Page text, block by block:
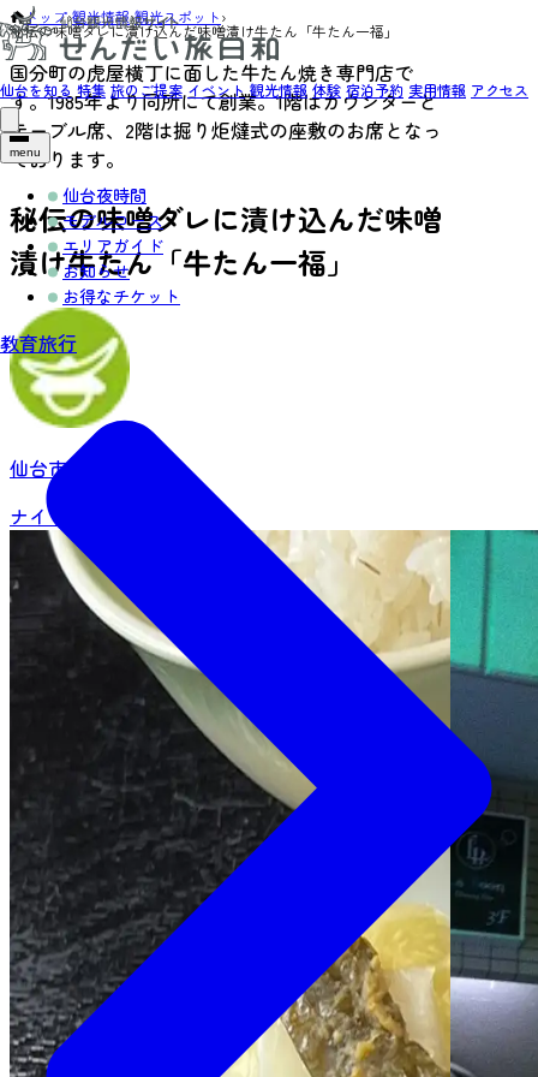
仙台を知る 特集 旅のご提案 イベント 観光情報 体験 宿泊予約 実用情報 アクセス
menu
仙台夜時間
モデルコース
エリアガイド
お知らせ
お得なチケット
教育旅行
トップ›観光情報›観光スポット›
秘伝の味噌ダレに漬け込んだ味噌漬け牛たん「牛たん一福」
国分町の虎屋横丁に面した牛たん焼き専門店で
す。1985年より同所にて創業。1階はカウンターと
テーブル席、2階は掘り炬燵式の座敷のお席となっ
ております。
秘伝の味噌ダレに漬け込んだ味噌
漬け牛たん「牛たん一福」
仙台市中心部
ナイトタイム